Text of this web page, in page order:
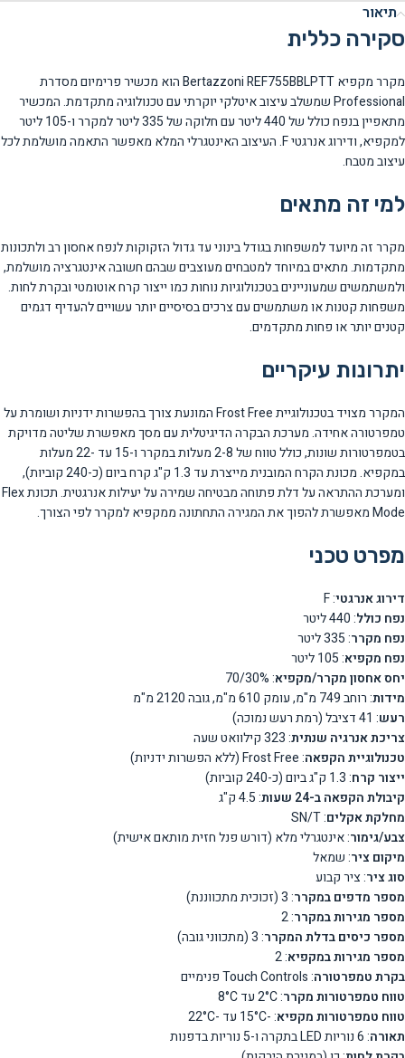
תיאור
סקירה כללית
מקרר מקפיא Bertazzoni REF755BBLPTT הוא מכשיר פרימיום מסדרת
Professional שמשלב עיצוב איטלקי יוקרתי עם טכנולוגיה מתקדמת. המכשיר
מתאפיין בנפח כולל של 440 ליטר עם חלוקה של 335 ליטר למקרר ו-105 ליטר
למקפיא, ודירוג אנרגטי F. העיצוב האינטגרלי המלא מאפשר התאמה מושלמת לכל
עיצוב מטבח.
למי זה מתאים
מקרר זה מיועד למשפחות בגודל בינוני עד גדול הזקוקות לנפח אחסון רב ולתכונות
מתקדמות. מתאים במיוחד למטבחים מעוצבים שבהם חשובה אינטגרציה מושלמת,
ולמשתמשים שמעוניינים בטכנולוגיות נוחות כמו ייצור קרח אוטומטי ובקרת לחות.
משפחות קטנות או משתמשים עם צרכים בסיסיים יותר עשויים להעדיף דגמים
קטנים יותר או פחות מתקדמים.
יתרונות עיקריים
המקרר מצויד בטכנולוגיית Frost Free המונעת צורך בהפשרות ידניות ושומרת על
טמפרטורה אחידה. מערכת הבקרה הדיגיטלית עם מסך מאפשרת שליטה מדויקת
בטמפרטורות שונות, כולל טווח של 2-8 מעלות במקרר ו-15 עד -22 מעלות
במקפיא. מכונת הקרח המובנית מייצרת עד 1.3 ק"ג קרח ביום (כ-240 קוביות),
ומערכת ההתראה על דלת פתוחה מבטיחה שמירה על יעילות אנרגטית. תכונת Flex
Mode מאפשרת להפוך את המגירה התחתונה ממקפיא למקרר לפי הצורך.
מפרט טכני
דירוג אנרגטי: F
נפח כולל: 440 ליטר
נפח מקרר: 335 ליטר
נפח מקפיא: 105 ליטר
יחס אחסון מקרר/מקפיא: 70/30%
מידות: רוחב 749 מ"מ, עומק 610 מ"מ, גובה 2120 מ"מ
רעש: 41 דציבל (רמת רעש נמוכה)
צריכת אנרגיה שנתית: 323 קילוואט שעה
טכנולוגיית הקפאה: Frost Free (ללא הפשרות ידניות)
ייצור קרח: 1.3 ק"ג ביום (כ-240 קוביות)
קיבולת הקפאה ב-24 שעות
: 4.5 ק"ג
מחלקת אקלים: SN/T
צבע/גימור: אינטגרלי מלא (דורש פנל חזית מותאם אישית)
מיקום ציר: שמאל
סוג ציר: ציר קבוע
מספר מדפים במקרר: 3 (זכוכית מתכווננת)
מספר מגירות במקרר: 2
מספר כיסים בדלת המקרר: 3 (מתכווני גובה)
מספר מגירות במקפיא: 2
בקרת טמפרטורה: Touch Controls פנימיים
טווח טמפרטורות מקרר: 2°C עד 8°C
טווח טמפרטורות מקפיא: -15°C עד -22°C
תאורה: 6 נוריות LED בתקרה ו-5 נוריות בדפנות